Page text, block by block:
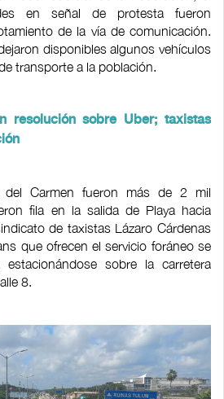
en señal de protesta fueron
de la vía de comunicación.
disponibles algunos vehículos
transporte a la población.
resolución sobre Uber; taxistas
Carmen fueron más de 2 mil
fila en la salida de Playa hacia
de taxistas Lázaro Cárdenas
que ofrecen el servicio foráneo se
sobre la carretera
8.